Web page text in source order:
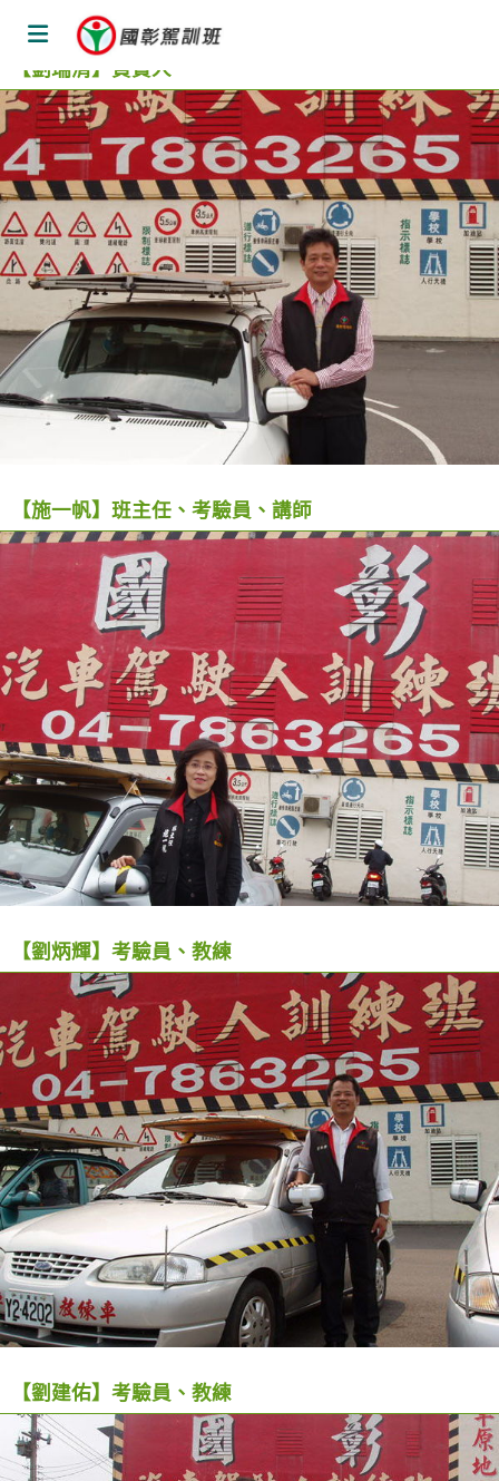
關於國彰 / 師資團隊 | 彰化國彰職業小客車、汽車、重機、機車
【劉瑞清】負責人
【施一帆】班主任、考驗員、講師
【劉炳輝】考驗員、教練
【劉建佑】考驗員、教練